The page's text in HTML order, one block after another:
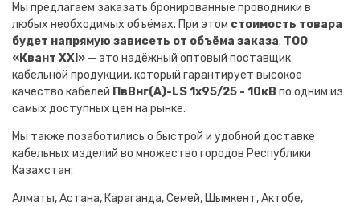
Мы предлагаем заказать бронированные проводники в
любых необходимых объёмах. При этом стоимость товара
будет напрямую зависеть от объёма заказа. ТОО
«Квант XXI» — это надёжный оптовый поставщик
кабельной продукции, который гарантирует высокое
качество кабелей ПвВнг(A)-LS 1х95/25 - 10кВ по одним из
самых доступных цен на рынке.
Мы также позаботились о быстрой и удобной доставке
кабельных изделий во множество городов Республики
Казахстан:
Алматы, Астана, Караганда, Семей, Шымкент, Актобе,